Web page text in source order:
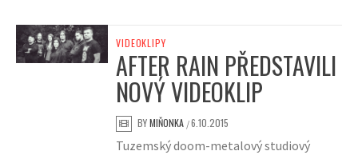
VIDEOKLIPY
AFTER RAIN PŘEDSTAVILI
NOVÝ VIDEOKLIP
BYMIŇONKA /6.10.2015
Tuzemský doom-metalový studiový